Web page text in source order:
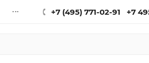
... +7 (495) 771-02-91 +7